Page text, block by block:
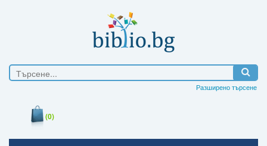
Разширено търсене
(0)